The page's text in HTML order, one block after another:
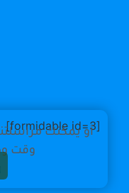
مراسلتنا مباشرة
وقت وطرح